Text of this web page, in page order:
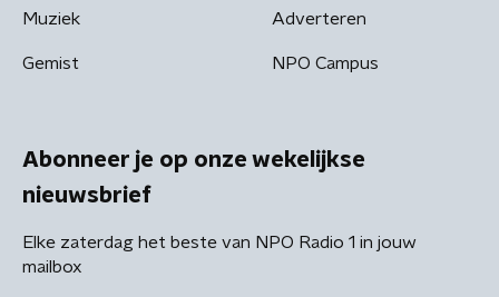
Muziek
Gemist
Adverteren
NPO Campus
Abonneer je op onze wekelijkse
nieuwsbrief
Elke zaterdag het beste van NPO Radio 1 in jouw
mailbox